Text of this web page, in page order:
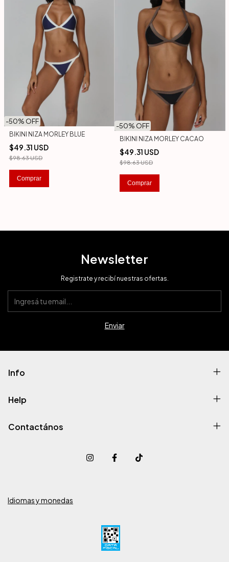
-50% OFF
BIKINI NIZA MORLEY BLUE
$49.31 USD
$98.63 USD
Comprar
-50% OFF
BIKINI NIZA MORLEY CACAO
$49.31 USD
$98.63 USD
Comprar
Newsletter
Registrate y recibí nuestras ofertas.
Info
Help
Contactános
Idiomas y monedas